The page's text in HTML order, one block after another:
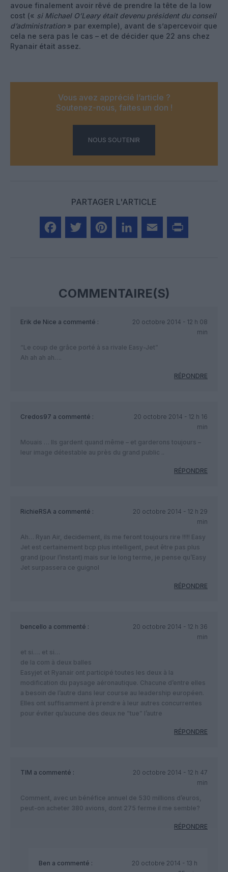
avoue finalement avoir rêvé de prendre la tête de la low
cost (« si Michael O’Leary était devenu président du conseil
d’administration» par exemple), avant de s’apercevoir que
cela ne sera pas le cas – et de décider que 22 ans chez
Ryanair était assez.
Vous avez apprécié l’article ?
Soutenez-nous, faites un don !
NOUS SOUTENIR
PARTAGER L'ARTICLE
COMMENTAIRE(S)
Erik de Nice a commenté :
20 octobre 2014 - 12 h 08
min
“Le coup de grâce porté à sa rivale Easy-Jet”
Ah ah ah ah….
RÉPONDRE
Credos97 a commenté :
20 octobre 2014 - 12 h 16
min
Mouais … Ils gardent quand même – et garderons toujours –
leur image détestable au près du grand public ..
RÉPONDRE
RichieRSA a commenté :
20 octobre 2014 - 12 h 29
min
Ah… Ryan Air, decidement, ils me feront toujours rire !!!!! Easy
Jet est certainement bcp plus intelligent, peut être pas plus
grand (pour l’instant) mais sur le long terme, je pense qu’Easy
Jet surpassera ce guignol
RÉPONDRE
bencello a commenté :
20 octobre 2014 - 12 h 36
min
et si…. et si…
de la com à deux balles
Easyjet et Ryanair ont participé toutes les deux à la
modification du paysage aéronautique. Chacune d’entre elles
a besoin de l’autre dans leur course au leadership européen.
Elles ont suffisamment à prendre à leur autres concurrentes
pour éviter qu’aucune des deux ne “tue” l’autre
RÉPONDRE
TIM a commenté :
20 octobre 2014 - 12 h 47
min
Comment, avec un bénéfice annuel de 530 millions d’euros,
peut-on acheter 380 avions, dont 275 ferme il me semble?
RÉPONDRE
Ben a commenté :
20 octobre 2014 - 13 h